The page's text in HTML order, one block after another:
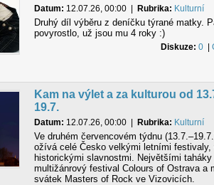
Datum: 12.07.26, 00:00| Rubrika: Kulturní
Druhý díl výběru z deníčku týrané matky.
povyrostlo, už jsou mu 4 roky :)
Diskuze: 0|
Kam na výlet a za kulturou od
19.7.
Datum: 12.07.26, 00:00| Rubrika: Kulturní
Ve druhém červencovém týdnu
ožívá celé Česko velkými letními festivaly,
historickými slavnostmi. Největšími taháky
multižánrový festival Colours of Ostrava a
svátek Masters of Rock ve Vizovicích.